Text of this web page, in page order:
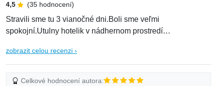
4,5
(35 hodnocení)
Stravili sme tu 3 vianočné dni.Boli sme veľmi
spokojní.Utulny hotelik v nádhernom prostredí
zobrazit celou recenzi ›
Celkové hodnocení autora: